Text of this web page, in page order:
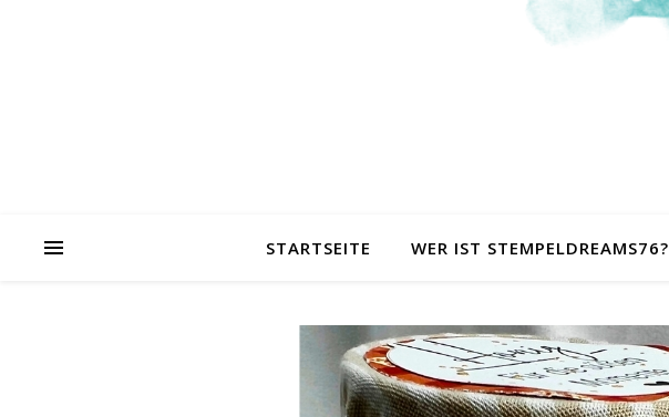
STARTSEITE WER IST STEMPELDREAMS76?